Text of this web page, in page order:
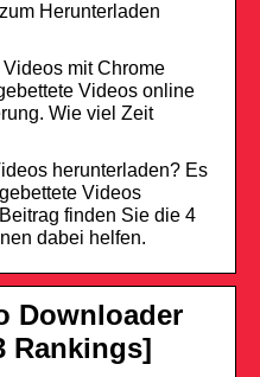
Herunterladen
mit Chrome
Videos online
Wie viel Zeit
herunterladen? Es
Videos
finden Sie die 4
dabei helfen.
Downloader
Rankings]